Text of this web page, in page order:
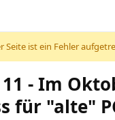
Seite ist ein Fehler
- Im
für "alte"